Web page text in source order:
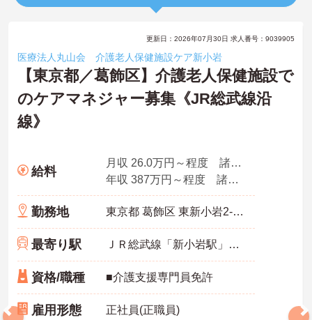
更新日：2026年07月30日 求人番号：9039905
医療法人丸山会 介護老人保健施設ケア新小岩
【東京都／葛飾区】介護老人保健施設で
のケアマネジャー募集《JR総武線沿
線》
給料
月収 26.0万円～程度 諸手当込
年収 387万円～程度 諸手当込
勤務地 東京都 葛飾区 東新小岩2-1-12
最寄り駅 ＪＲ総武線「新小岩駅」徒歩15分
資格/職種 ■介護支援専門員免許
雇用形態 正社員(正職員)